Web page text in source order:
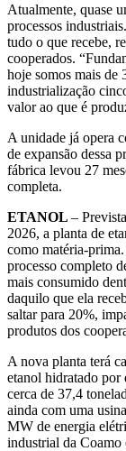
Atualmente, quase
processos
tudo o que recebe,
cooperados.
hoje somos mais de
industrialização
valor ao que é
A unidade já opera
de expansão dessa
fábrica levou 27
completa.
ETANOL –
2026, a planta de
como matéria-
processo completo
mais consumido
daquilo que ela
saltar para 20%,
produtos dos
A nova planta terá
etanol hidratado
cerca de 37,4
ainda com uma
MW de energia
industrial da